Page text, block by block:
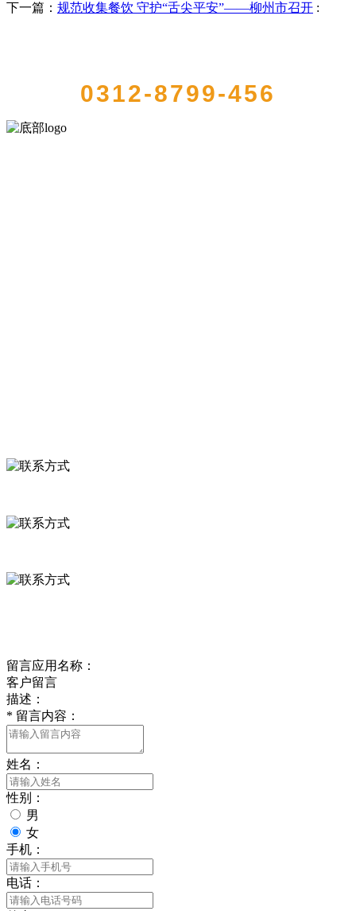
下一篇： 规范收集餐饮 守护“舌尖平安”——柳州市召开 :
0312-8799-456
留言应用名称：
客户留言
描述：
* 留言内容：
姓名：
性别：
男
女
手机：
电话：